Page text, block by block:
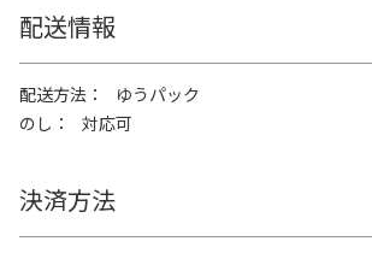
配送情報
配送方法
ゆうパック
のし
対応可
決済方法